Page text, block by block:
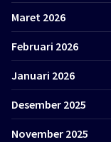
Maret 2026
Februari 2026
Januari 2026
Desember 2025
November 2025